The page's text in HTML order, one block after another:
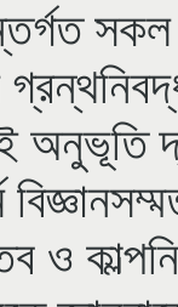
অনুভূতি
ও